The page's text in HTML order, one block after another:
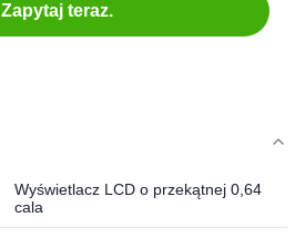
Zapytaj teraz.
Wyświetlacz LCD o przekątnej 0,64
cala